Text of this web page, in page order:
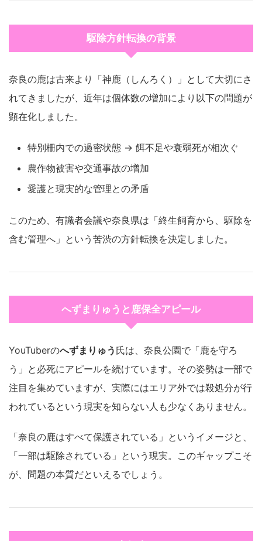
駆除方針転換の背景
奈良の鹿は古来より「神鹿（しんろく）」として大切にさ
れてきましたが、近年は個体数の増加により以下の問題が
顕在化しました。
特別柵内での過密状態 → 餌不足や衰弱死が相次ぐ
農作物被害や交通事故の増加
愛護と現実的な管理との矛盾
このため、有識者会議や奈良県は「終生飼育から、駆除を
含む管理へ」という苦渋の方針転換を決定しました。
へずまりゅうと鹿保全アピール
YouTuberのへずまりゅう 氏は、奈良公園で「鹿を守ろ
う」と必死にアピールを続けています。その姿勢は一部で
注目を集めていますが、実際にはエリア外では殺処分が行
われているという現実を知らない人も少なくありません。
「奈良の鹿はすべて保護されている」というイメージと、
「一部は駆除されている」という現実。このギャップこそ
が、問題の本質だといえるでしょう。